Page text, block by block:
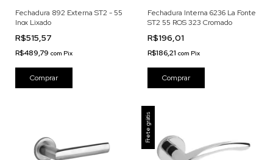
Fechadura 892 Externa ST2 - 55
Inox Lixado
R$515,57
R$489,79 com Pix
Fechadura Interna 6236 La Fonte
ST2 55 ROS 323 Cromado
R$196,01
R$186,21 com Pix
Frete grátis